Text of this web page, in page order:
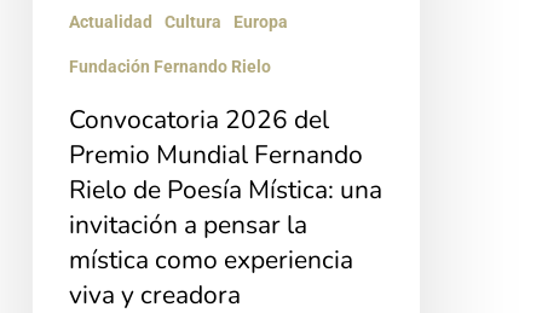
Poesía
invitación
mística
Actualidad Cultura Europa
Fundación Fernando Rielo
Convocatoria 2026 del
Premio Mundial Fernando
Rielo de Poesía Mística: una
invitación a pensar la
mística como experiencia
viva y creadora